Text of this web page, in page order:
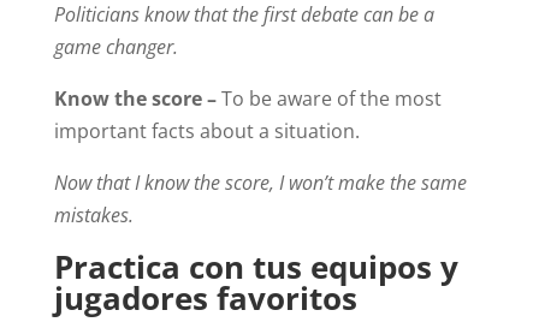
Politicians know that the first debate can be a
game changer.
Know the score –To be aware of the most
important facts about a situation.
Now that I know the score, I won’t make the same
mistakes.
Practica con tus equipos y
jugadores favoritos